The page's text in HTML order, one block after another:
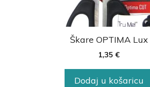
Škare OPTIMA Lux
1,35 €
Dodaj u košaricu